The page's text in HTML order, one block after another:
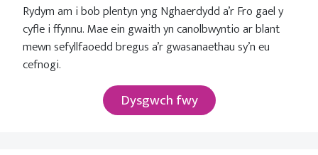
Rydym am i bob plentyn yng Nghaerdydd a’r Fro gael y
cyfle i ffynnu. Mae ein gwaith yn canolbwyntio ar blant
mewn sefyllfaoedd bregus a’r gwasanaethau sy’n eu
cefnogi.
Dysgwch fwy